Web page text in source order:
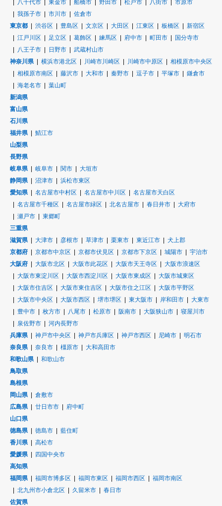
八千代市
東金市 船橋市 野田市 松戸市 八街市
市原市
我孫子市
市川市
佐倉市
東京都
渋谷区 豊島区 文京区 大田区 江東区 板橋区
新宿区
江戸川区
足立区 葛飾区 練馬区 府中市 町田市
国分寺市
八王子市
日野市
武蔵村山市
神奈川県
横浜市港北区 川崎市川崎区 川崎市中原区
相模原市中央区
相模原市南区
藤沢市 大和市 秦野市 逗子市 平塚市
鎌倉市
海老名市
葉山町
新潟県
富山県
石川県
福井県
鯖江市
山梨県
長野県
岐阜県
岐阜市 関市
大垣市
静岡県
沼津市
浜松市東区
愛知県
名古屋市中村区 名古屋市中川区
名古屋市天白区
名古屋市千種区
名古屋市緑区 北名古屋市 春日井市
大府市
瀬戸市
東郷町
三重県
滋賀県
大津市 彦根市 草津市 栗東市 東近江市
犬上郡
京都府
京都市中京区 京都市伏見区 京都市下京区 城陽市
宇治市
大阪府
大阪市北区 大阪市此花区 大阪市天王寺区
大阪市浪速区
大阪市東淀川区
大阪市西淀川区 大阪市東成区
大阪市城東区
大阪市住吉区
大阪市東住吉区 大阪市住之江区
大阪市平野区
大阪市中央区
大阪市西区 堺市堺区 東大阪市 岸和田市
大東市
豊中市
枚方市 八尾市 松原市 阪南市 大阪狭山市
寝屋川市
泉佐野市
河内長野市
兵庫県
神戸市中央区 神戸市兵庫区 神戸市西区 尼崎市
明石市
奈良県
奈良市 橿原市
大和高田市
和歌山県
和歌山市
鳥取県
島根県
岡山県
倉敷市
広島県
廿日市市
府中町
山口県
徳島県
徳島市
藍住町
香川県
高松市
愛媛県
四国中央市
高知県
福岡県
福岡市博多区 福岡市東区 福岡市西区
福岡市南区
北九州市小倉北区
久留米市
春日市
佐賀県